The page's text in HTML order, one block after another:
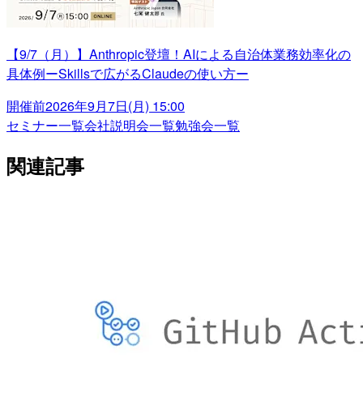
【9/7（月）】Anthropic登壇！AIによる自治体業務効率化の
具体例ーSkillsで広がるClaudeの使い方ー
開催前2026年9月7日(月) 15:00
セミナー一覧会社説明会一覧勉強会一覧
関連記事